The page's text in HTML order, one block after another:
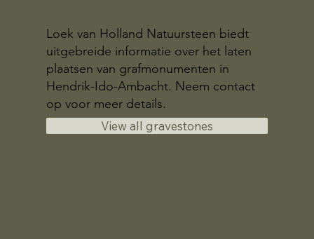
Loek van Holland Natuursteen biedt
uitgebreide informatie over het laten
plaatsen van grafmonumenten in
Hendrik-Ido-Ambacht. Neem contact
op voor meer details.
View all gravestones